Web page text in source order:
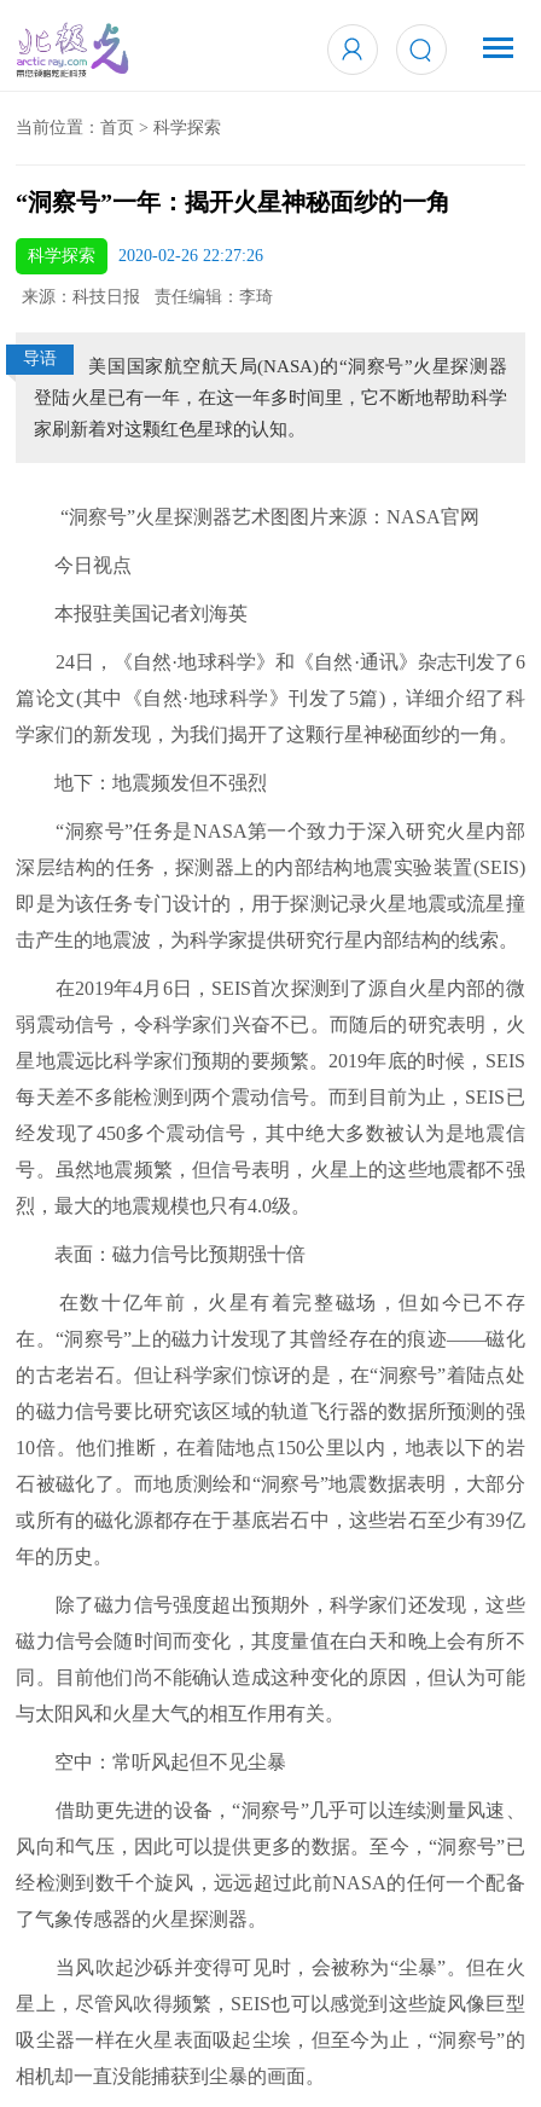
当前位置：首页 >科学探索
“洞察号”一年：揭开火星神秘面纱的一角
科学探索 2020-02-26 22:27:26
来源：科技日报 责任编辑：李琦
导语
美国国家航空航天局(NASA)的“洞察号”火星探测器
登陆火星已有一年，在这一年多时间里，它不断地帮助科学
家刷新着对这颗红色星球的认知。
“洞察号”火星探测器艺术图图片来源：NASA官网
今日视点
本报驻美国记者刘海英
24日，《自然·地球科学》和《自然·通讯》杂志刊发了6
篇论文(其中《自然·地球科学》刊发了5篇)，详细介绍了科
学家们的新发现，为我们揭开了这颗行星神秘面纱的一角。
地下：地震频发但不强烈
“洞察号”任务是NASA第一个致力于深入研究火星内部
深层结构的任务，探测器上的内部结构地震实验装置(SEIS)
即是为该任务专门设计的，用于探测记录火星地震或流星撞
击产生的地震波，为科学家提供研究行星内部结构的线索。
在2019年4月6日，SEIS首次探测到了源自火星内部的微
弱震动信号，令科学家们兴奋不已。而随后的研究表明，火
星地震远比科学家们预期的要频繁。2019年底的时候，SEIS
每天差不多能检测到两个震动信号。而到目前为止，SEIS已
经发现了450多个震动信号，其中绝大多数被认为是地震信
号。虽然地震频繁，但信号表明，火星上的这些地震都不强
烈，最大的地震规模也只有4.0级。
表面：磁力信号比预期强十倍
在数十亿年前，火星有着完整磁场，但如今已不存
在。“洞察号”上的磁力计发现了其曾经存在的痕迹——磁化
的古老岩石。但让科学家们惊讶的是，在“洞察号”着陆点处
的磁力信号要比研究该区域的轨道飞行器的数据所预测的强
10倍。他们推断，在着陆地点150公里以内，地表以下的岩
石被磁化了。而地质测绘和“洞察号”地震数据表明，大部分
或所有的磁化源都存在于基底岩石中，这些岩石至少有39亿
年的历史。
除了磁力信号强度超出预期外，科学家们还发现，这些
磁力信号会随时间而变化，其度量值在白天和晚上会有所不
同。目前他们尚不能确认造成这种变化的原因，但认为可能
与太阳风和火星大气的相互作用有关。
空中：常听风起但不见尘暴
借助更先进的设备，“洞察号”几乎可以连续测量风速、
风向和气压，因此可以提供更多的数据。至今，“洞察号”已
经检测到数千个旋风，远远超过此前NASA的任何一个配备
了气象传感器的火星探测器。
当风吹起沙砾并变得可见时，会被称为“尘暴”。但在火
星上，尽管风吹得频繁，SEIS也可以感觉到这些旋风像巨型
吸尘器一样在火星表面吸起尘埃，但至今为止，“洞察号”的
相机却一直没能捕获到尘暴的画面。